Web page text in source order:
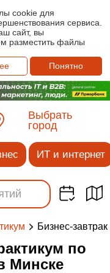
cookie для
сервиса.
сайт, вы
разместить файлы
Понятно
Выбрать
город
ИТ и интернет
Бизнес-
по
Минске